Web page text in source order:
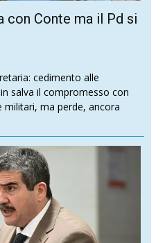
con Conte ma il Pd si
cedimento alle
salva il compromesso con
militari, ma perde, ancora